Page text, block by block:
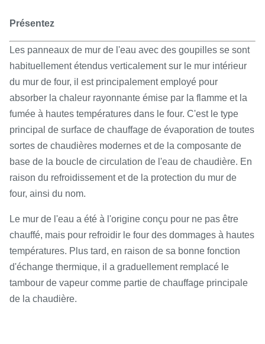
Présentez
Les panneaux de mur de l'eau avec des goupilles se sont
habituellement étendus verticalement sur le mur intérieur
du mur de four, il est principalement employé pour
absorber la chaleur rayonnante émise par la flamme et la
fumée à hautes températures dans le four. C'est le type
principal de surface de chauffage de évaporation de toutes
sortes de chaudières modernes et de la composante de
base de la boucle de circulation de l'eau de chaudière. En
raison du refroidissement et de la protection du mur de
four, ainsi du nom.
Le mur de l'eau a été à l'origine conçu pour ne pas être
chauffé, mais pour refroidir le four des dommages à hautes
températures. Plus tard, en raison de sa bonne fonction
d'échange thermique, il a graduellement remplacé le
tambour de vapeur comme partie de chauffage principale
de la chaudière.